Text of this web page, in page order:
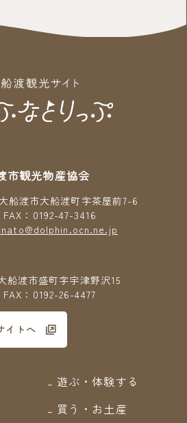
市観光物産協会
渡市大船渡町字茶屋前7-6
：0192-47-3416
渡市盛町字宇津野沢15
：0192-26-4477
イトへ
遊ぶ・体験する
買う・お土産